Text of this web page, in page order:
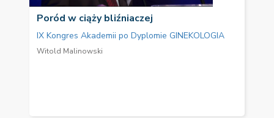
Poród w ciąży bliźniaczej
IX Kongres Akademii po Dyplomie GINEKOLOGIA
Witold Malinowski